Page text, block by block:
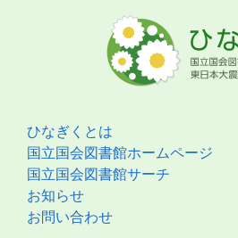
ひなぎくとは
国立国会図書館ホームページ
国立国会図書館サーチ
お知らせ
お問い合わせ